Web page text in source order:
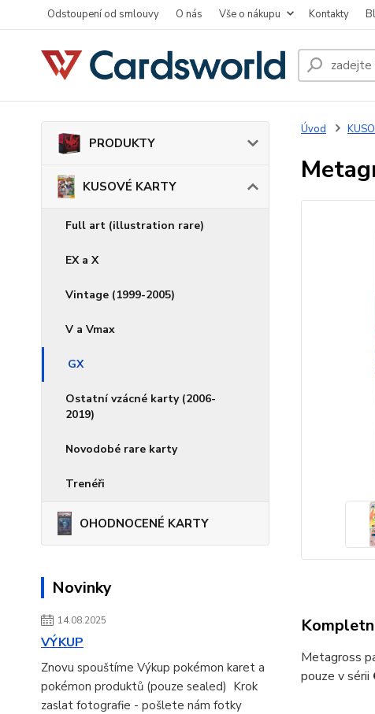
Odstoupení od smlouvy O nás Vše o nákupu Kontakty
PRODUKTY
KUSOVÉ KARTY
Full art (illustration rare)
EX a X
Vintage (1999-2005)
V a Vmax
GX
Ostatní vzácné karty (2006-
2019)
Novodobé rare karty
Trenéři
OHODNOCENÉ KARTY
Novinky
14.08.2025
VÝKUP
Znovu spouštíme Výkup pokémon karet a
pokémon produktů (pouze sealed) Krok
zaslat fotografie - pošlete nám fotky
Úvod
Metagross
pouze v sérii